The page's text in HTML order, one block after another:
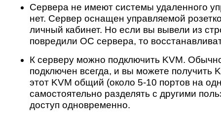
Сервера не имеют системы удаленного
нет. Сервер оснащен управляемой
личный кабинет. Но если вы вывели из
повредили ОС сервера, то
К серверу можно подключить KVM.
подключен всегда, и вы можете получить
этот KVM общий (около 5-10 портов на
самостоятельно разделять с другими
доступ одновременно.